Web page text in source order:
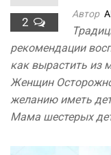
2
Автор
рекомендации
как вырастить из
Женщин
желанию иметь
Мама шестерых